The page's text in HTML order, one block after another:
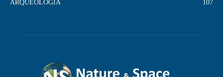
ARQUEOLOGIA
107